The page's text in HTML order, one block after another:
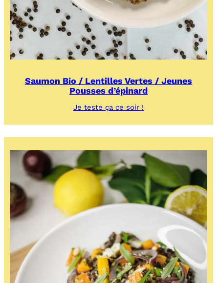
Saumon Bio / Lentilles Vertes / Jeunes
Pousses d’épinard
Je teste ça ce soir !
Bio
Vertes
/
Jeunes
Pousses
d’épinard